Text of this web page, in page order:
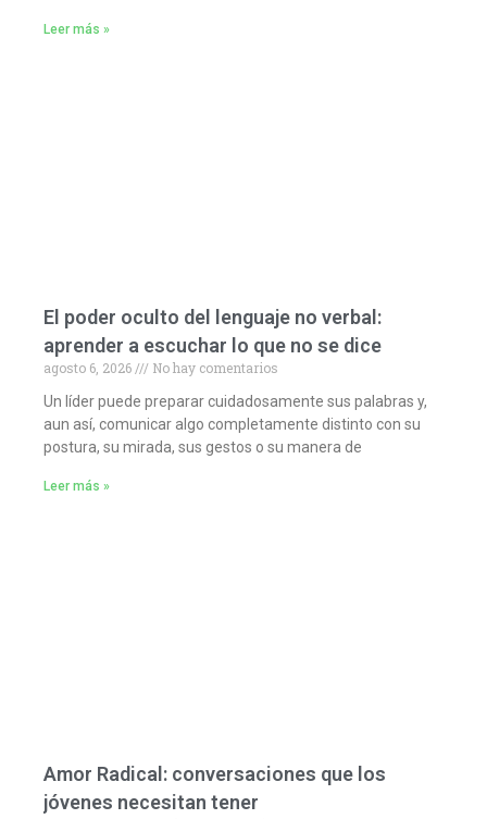
Leer más »
El poder oculto del lenguaje no verbal:
aprender a escuchar lo que no se dice
agosto 6, 2026
No hay comentarios
Un líder puede preparar cuidadosamente sus palabras y,
aun así, comunicar algo completamente distinto con su
postura, su mirada, sus gestos o su manera de
Leer más »
Amor Radical: conversaciones que los
jóvenes necesitan tener